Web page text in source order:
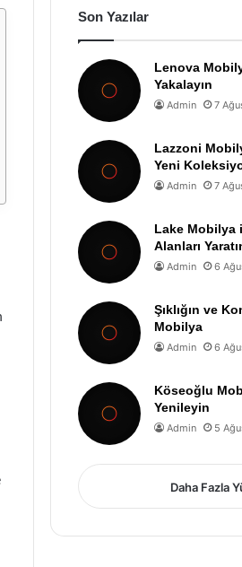
Son Yazılar
Lenova
Yakalayın
Admin 7
Lazzoni
Yeni
Admin 7
Lake Mobilya
Alanları
Admin 6
Şıklığın ve
Mobilya
Admin 6
Köseoğlu
Yenileyin
Admin 5
Daha Fazla